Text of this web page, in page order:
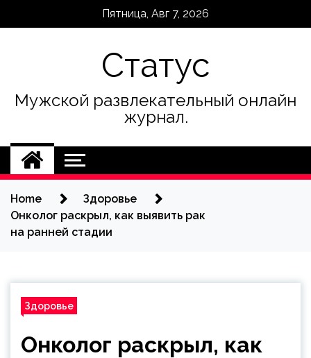
Пятница, Авг 7, 2026
Статус
Мужской развлекательный онлайн
журнал.
Home
Здоровье
Онколог раскрыл, как выявить рак
на ранней стадии
Здоровье
Онколог раскрыл, как